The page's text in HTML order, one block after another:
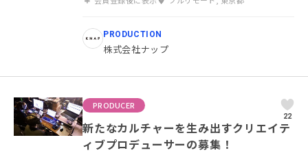
PRODUCTION
株式会社ナップ
PRODUCER
22
新たなカルチャーを生み出すクリエイテ
ィブプロデューサーの募集！